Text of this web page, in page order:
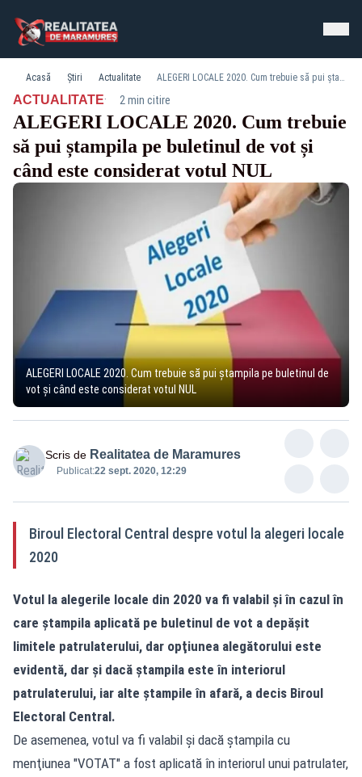
Acasă Știri Actualitate ALEGERI LOCALE 2020. Cum trebuie să pui ștampila pe buletinul de vot și când este considerat votul NUL
ACTUALITATE· 2 min citire
ALEGERI LOCALE 2020. Cum trebuie
să pui ștampila pe buletinul de vot și
când este considerat votul NUL
ALEGERI LOCALE 2020. Cum trebuie să pui ștampila pe buletinul de
vot și când este considerat votul NUL
Scris de Realitatea de Maramures
Publicat:22 sept. 2020, 12:29
Biroul Electoral Central despre votul la alegeri locale
2020
Votul la alegerile locale din 2020 va fi valabil şi în cazul în
care ştampila aplicată pe buletinul de vot a depăşit
limitele patrulaterului, dar opţiunea alegătorului este
evidentă, dar şi dacă ştampila este în interiorul
patrulaterului, iar alte ştampile în afară, a decis Biroul
Electoral Central.
De asemenea, votul va fi valabil şi dacă ştampila cu
menţiunea "VOTAT" a fost aplicată în interiorul unui patrulater,